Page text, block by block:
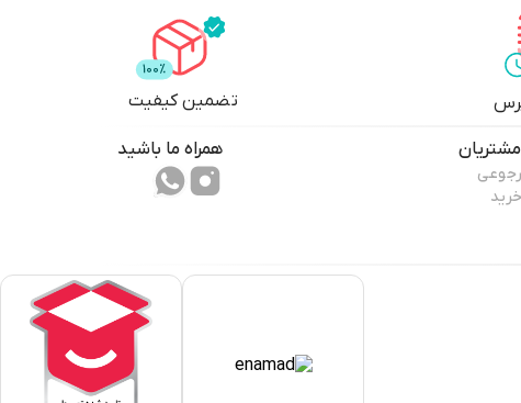
تضمین کیفیت
همراه ما باشید